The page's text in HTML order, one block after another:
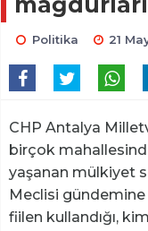
Politika 21
CHP Antalya
birçok
yaşanan mülkiyet
Meclisi gündemine
fiilen kullandığı,